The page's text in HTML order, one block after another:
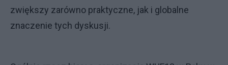
zwiększy zarówno praktyczne, jak i globalne
znaczenie tych dyskusji.